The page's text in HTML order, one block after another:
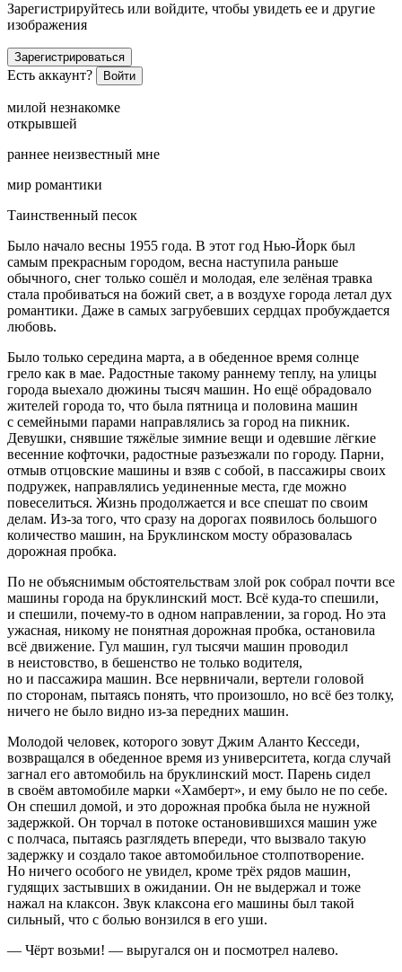
Зарегистрируйтесь или войдите, чтобы увидеть ее и другие
изображения
Зарегистрироваться
Есть аккаунт? Войти
милой незнакомке
открывшей
раннее неизвестный мне
мир романтики
Таинственный песок
Было начало весны 1955 года. В этот год Нью-Йорк был
самым прекрасным городом, весна наступила раньше
обычного, снег только сошёл и молодая, еле зелёная травка
стала пробиваться на божий свет, а в воздухе города летал дух
романтики. Даже в самых загрубевших сердцах пробуждается
любовь.
Было только середина марта, а в обеденное время солнце
грело как в мае. Радостные такому раннему теплу, на улицы
города выехало дюжины тысяч машин. Но ещё обрадовало
жителей города то, что была пятница и половина машин
с семейными парами направлялись за город на пикник.
Девушки, снявшие тяжёлые зимние вещи и одевшие лёгкие
весенние кофточки, радостные разъезжали по городу. Парни,
отмыв отцовские машины и взяв с собой, в пассажиры своих
подружек, направлялись уединенные места, где можно
повеселиться. Жизнь продолжается и все спешат по своим
делам. Из-за того, что сразу на дорогах появилось большого
количество машин, на Бруклинском мосту образовалась
дорожная пробка.
По не объяснимым обстоятельствам злой рок собрал почти все
машины города на бруклинский мост. Всё куда-то спешили,
и спешили, почему-то в одном направлении, за город. Но эта
ужасная, никому не понятная дорожная пробка, остановила
всё движение. Гул машин, гул тысячи машин проводил
в неистовство, в бешенство не только водителя,
но и пассажира машин. Все нервничали, вертели головой
по сторонам, пытаясь понять, что произошло, но всё без толку,
ничего не было видно из-за передних машин.
Молодой человек, которого зовут Джим Аланто Кесседи,
возвращался в обеденное время из университета, когда случай
загнал его автомобиль на бруклинский мост. Парень сидел
в своём автомобиле марки «Хамберт», и ему было не по себе.
Он спешил домой, и это дорожная пробка была не нужной
задержкой. Он торчал в потоке остановившихся машин уже
с полчаса, пытаясь разглядеть впереди, что вызвало такую
задержку и создало такое автомобильное столпотворение.
Но ничего особого не увидел, кроме трёх рядов машин,
гудящих застывших в ожидании. Он не выдержал и тоже
нажал на клаксон. Звук клаксона его машины был такой
сильный, что с болью вонзился в его уши.
— Чёрт возьми! — выругался он и посмотрел налево.